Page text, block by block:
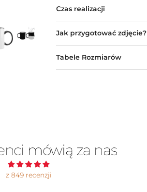
Czas realizacji
Jak przygotować zdjęcie?
Tabele Rozmiarów
mówią za nas
z 849 recenzji